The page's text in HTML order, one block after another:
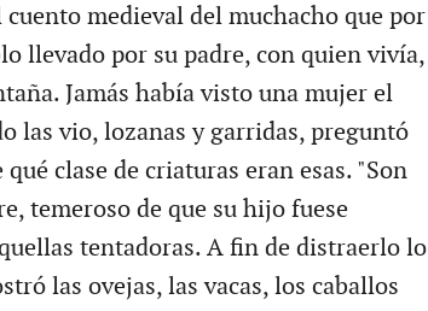
medieval del muchacho que por
llevado por su padre, con quien vivía,
Jamás había visto una mujer el
las vio, lozanas y garridas, preguntó
clase de criaturas eran esas. "Son
temeroso de que su hijo fuese
tentadoras. A fin de distraerlo lo
las ovejas, las vacas, los caballos